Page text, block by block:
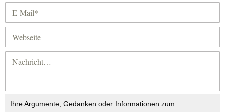
Ihre Argumente, Gedanken oder Informationen zum